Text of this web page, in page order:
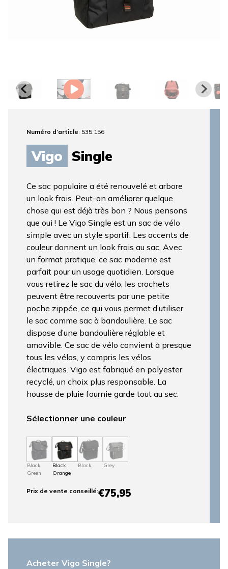
Numéro d’article: 535.156
Vigo Single
Ce sac populaire a été renouvelé et arbore
un look frais. Peut-on améliorer quelque
chose qui est déjà très bon ? Nous pensons
que oui ! Le Vigo Single est un sac de vélo
simple avec un style sportif. Les accents de
couleur donnent un look frais au sac. Avec
un format pratique, ce sac moderne est
parfait pour un usage quotidien. Lorsque
vous retirez le sac du vélo, les crochets
peuvent être recouverts par une petite
poche zippée, ce qui vous permet d’utiliser
le sac comme sac à bandoulière. Le sac
dispose d’une bandoulière réglable et
amovible. Ce sac de vélo convient à presque
tous les vélos, y compris les vélos
électriques. Vigo est fabriqué en polyester
recyclé, un choix plus responsable. La
housse de pluie fournie garde tout au sec.
Sélectionner une couleur
Black
Green
Black
Orange
Black Grey
Prix ​​de vente conseillé:€75,95
Acheter Vigo Single?